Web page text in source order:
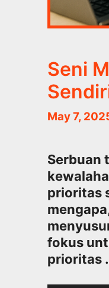
Seni
May 7,
Serbuan
prioritas
fokus
prioritas